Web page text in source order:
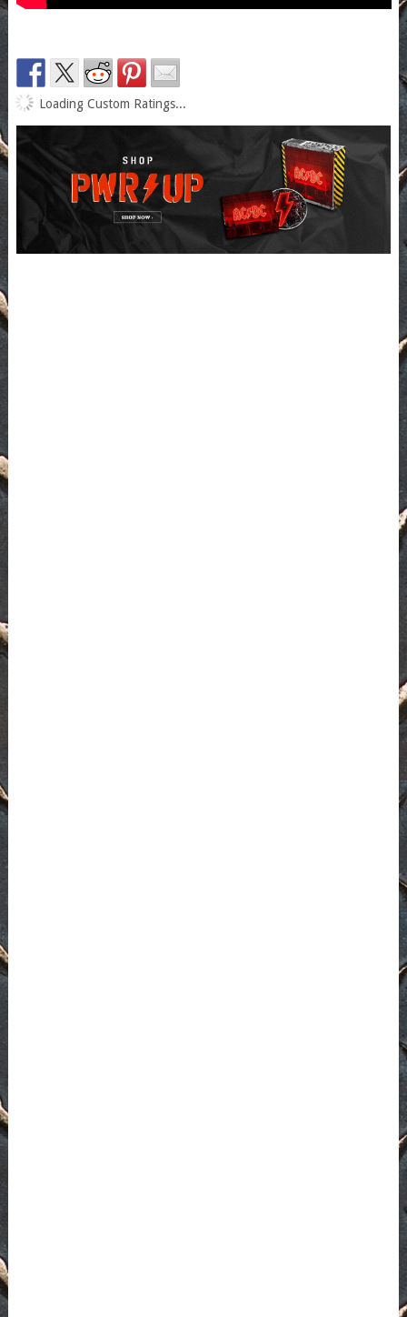
Loading Custom Ratings...